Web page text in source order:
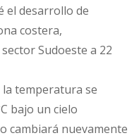
el desarrollo de
costera,
Sudoeste a 22
la temperatura se
bajo un cielo
cambiará nuevamente